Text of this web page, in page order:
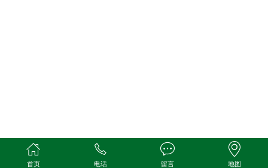
首页 电话 留言 地图